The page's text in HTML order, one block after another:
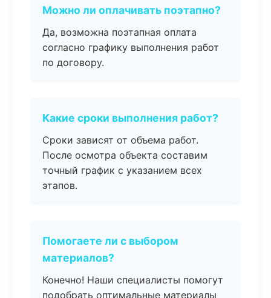
Можно ли оплачивать поэтапно?
Да, возможна поэтапная оплата
согласно графику выполнения работ
по договору.
Какие сроки выполнения работ?
Сроки зависят от объема работ.
После осмотра объекта составим
точный график с указанием всех
этапов.
Помогаете ли с выбором
материалов?
Конечно! Наши специалисты помогут
подобрать оптимальные материалы